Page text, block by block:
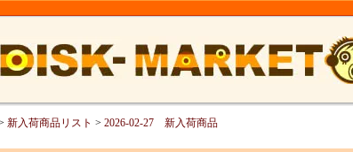
新入荷商品リスト > 2026-02-27 新入荷商品